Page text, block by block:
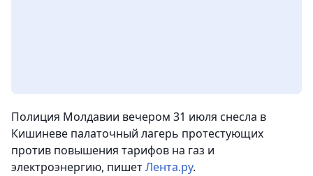
Полиция Молдавии вечером 31 июля снесла в
Кишиневе палаточный лагерь протестующих
против повышения тарифов на газ и
электроэнергию, пишетЛента.ру.